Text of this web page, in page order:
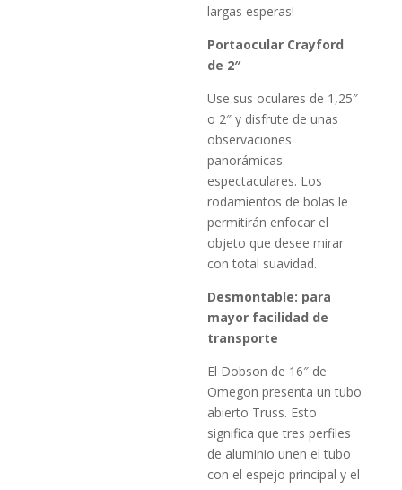
largas esperas!
Portaocular Crayford
de 2″
Use sus oculares de 1,25″
o 2″ y disfrute de unas
observaciones
panorámicas
espectaculares. Los
rodamientos de bolas le
permitirán enfocar el
objeto que desee mirar
con total suavidad.
Desmontable: para
mayor facilidad de
transporte
El Dobson de 16″ de
Omegon presenta un tubo
abierto Truss. Esto
significa que tres perfiles
de aluminio unen el tubo
con el espejo principal y el